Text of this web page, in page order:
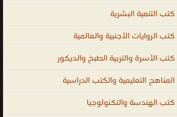
، children stories ، Story ، قصص اطفال اون لاين ، قصص اطفال
صوتية ، تحميل قصص للاطفال PDF ، قصص خيالية للاطفال ، قصص
، قصص حيوانات ، قصص طيور ، قصص مفيدة
الاطفال سندريلا , قصص الانبياء للاطفال
، الأطفال قصص ومجلات